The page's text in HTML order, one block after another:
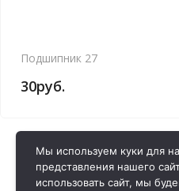
Подшипник 27
30руб.
Мы используем куки для
представления нашего
использовать сайт, мы